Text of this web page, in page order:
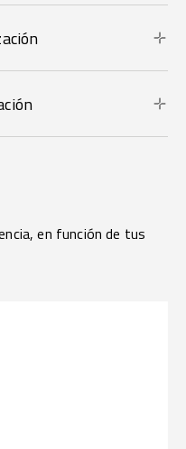
en función de tus